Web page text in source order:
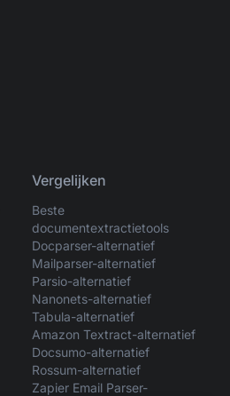
Vergelijken
Beste
documentextractietools
Docparser-alternatief
Mailparser-alternatief
Parsio-alternatief
Nanonets-alternatief
Tabula-alternatief
Amazon Textract-alternatief
Docsumo-alternatief
Rossum-alternatief
Zapier Email Parser-